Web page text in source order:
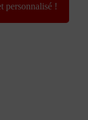
personnalisé !